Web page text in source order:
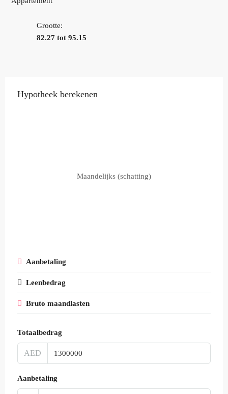
Grootte:
82.27 tot 95.15
Hypotheek berekenen
Maandelijks (schatting)
Aanbetaling
Leenbedrag
Bruto maandlasten
Totaalbedrag
AED
Aanbetaling